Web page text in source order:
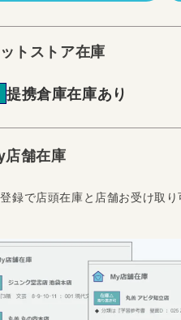
トストア在庫
提携倉庫在庫あり
店舗在庫
録で店頭在庫と店舗お受け取